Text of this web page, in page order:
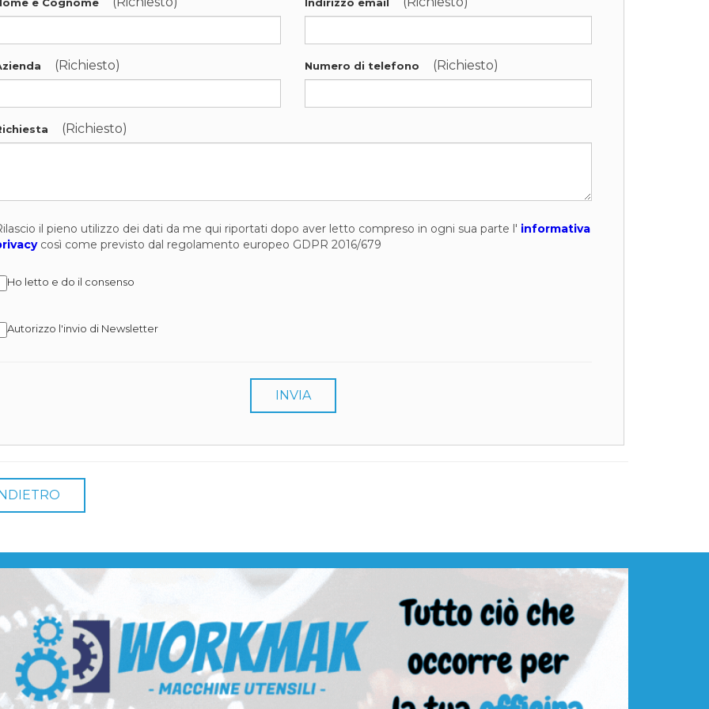
(Richiesto) Numero di telefono (Richiesto)
(Richiesto)
il pieno utilizzo dei dati da me qui riportati dopo aver letto compreso in ogni sua parte l' informativa
così come previsto dal regolamento europeo GDPR 2016/679
Ho letto e do il consenso
Autorizzo l'invio di Newsletter
INVIA